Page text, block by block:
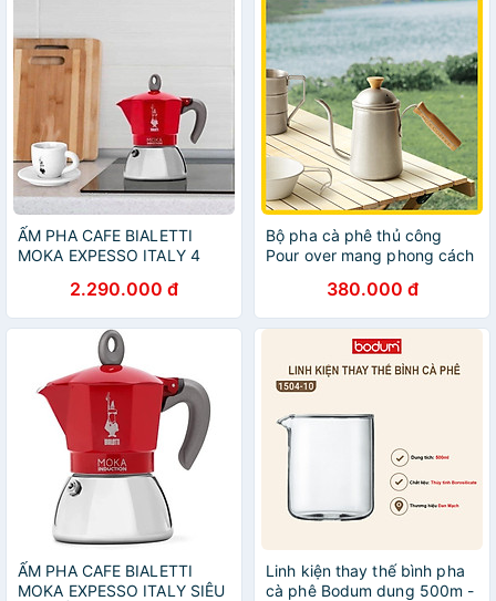
ẤM PHA CAFE BIALETTI
MOKA EXPESSO ITALY 4
2.290.000 đ
Bộ pha cà phê thủ công
Pour over mang phong cách
380.000 đ
ẤM PHA CAFE BIALETTI
MOKA EXPESSO ITALY SIÊU
Linh kiện thay thế bình pha
cà phê Bodum dung 500m -